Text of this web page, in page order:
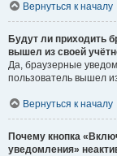
Вернуться к началу
Будут ли приходить
вышел из своей
Да, браузерные
пользователь вышел
Вернуться к началу
Почему кнопка
уведомления»